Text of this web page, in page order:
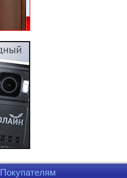
Покупателям